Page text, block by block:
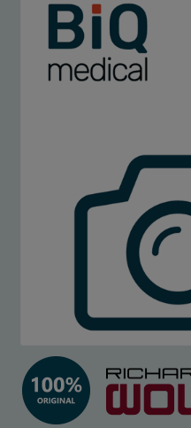
Anbieter
Eigentümer
Zweck
Enthält
Kunden,
Kunden
Cookie Name
Cookies die zur
Google
Google LLC
Cookie von
Erzeugt
Besucher
Cookie Name
_ga,_gid